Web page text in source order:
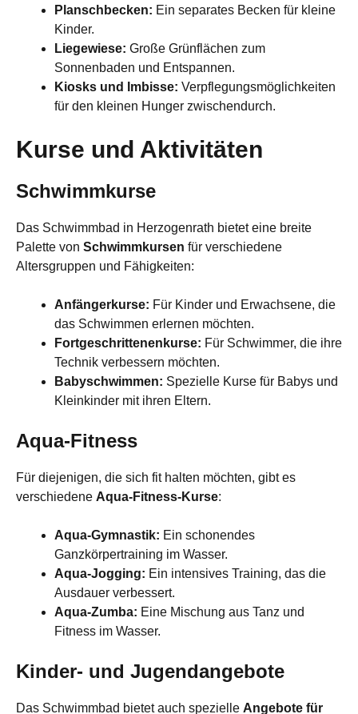
Planschbecken: Ein separates Becken für kleine
Kinder.
Liegewiese: Große Grünflächen zum
Sonnenbaden und Entspannen.
Kiosks und Imbisse: Verpflegungsmöglichkeiten
für den kleinen Hunger zwischendurch.
Kurse und Aktivitäten
Schwimmkurse
Das Schwimmbad in Herzogenrath bietet eine breite
Palette von Schwimmkursen für verschiedene
Altersgruppen und Fähigkeiten:
Anfängerkurse: Für Kinder und Erwachsene, die
das Schwimmen erlernen möchten.
Fortgeschrittenenkurse: Für Schwimmer, die ihre
Technik verbessern möchten.
Babyschwimmen: Spezielle Kurse für Babys und
Kleinkinder mit ihren Eltern.
Aqua-Fitness
Für diejenigen, die sich fit halten möchten, gibt es
verschiedene Aqua-Fitness-Kurse:
Aqua-Gymnastik: Ein schonendes
Ganzkörpertraining im Wasser.
Aqua-Jogging: Ein intensives Training, das die
Ausdauer verbessert.
Aqua-Zumba: Eine Mischung aus Tanz und
Fitness im Wasser.
Kinder- und Jugendangebote
Das Schwimmbad bietet auch spezielle Angebote für